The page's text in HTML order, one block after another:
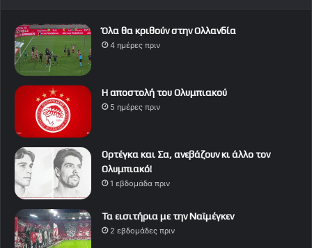
Όλα θα κριθούν στην Ολλανδία
4 ημέρες πριν
Η αποστολή του Ολυμπιακού
5 ημέρες πριν
Ορτέγκα και Σα, ανεβάζουν κι άλλο τον
Ολυμπιακό!
1 εβδομάδα πριν
Τα εισιτήρια με την Ναϊμέγκεν
2 εβδομάδες πριν